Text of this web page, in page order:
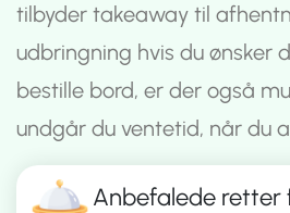
tilbyder takeaway til
udbringning hvis du ønsker
bestille bord, er der også
undgår du ventetid, når du
Anbefalede retter